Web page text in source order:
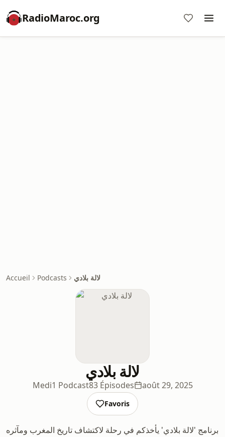
RadioMaroc.org
Accueil Podcasts لالة بلادي
لالة بلادي
Medi1 Podcast83 Épisodes août 29, 2025
Favoris
برنامج 'لالة بلادي' يأخذكم في رحلة لاكتشاف تاريخ المغرب ومآثره